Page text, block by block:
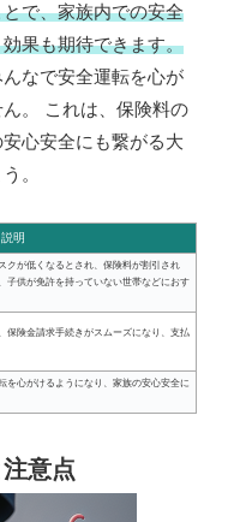
で、家族内での安全
果も期待できます。
なで安全運転を心が
。 これは、保険料の
心安全にも繋がる大
。
説明
クが低くなるとされ、保険料が割引され
子供が免許を持っていない世帯などにおす
保険金請求手続きがスムーズになり、支払
を心がけるようになり、家族の安心安全に
意点